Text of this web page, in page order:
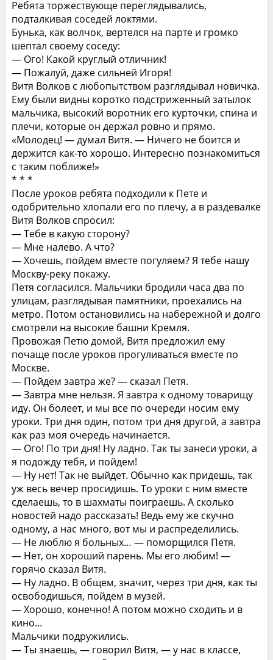
Ребята торжествующе переглядывались,
подталкивая соседей локтями.
Бунька, как волчок, вертелся на парте и громко
шептал своему соседу:
— Ого! Какой круглый отличник!
— Пожалуй, даже сильней Игоря!
Витя Волков с любопытством разглядывал новичка.
Ему были видны коротко подстриженный затылок
мальчика, высокий воротник его курточки, спина и
плечи, которые он держал ровно и прямо.
«Молодец! — думал Витя. — Ничего не боится и
держится как-то хорошо. Интересно познакомиться
с таким поближе!»
* * *
После уроков ребята подходили к Пете и
одобрительно хлопали его по плечу, а в раздевалке
Витя Волков спросил:
— Тебе в какую сторону?
— Мне налево. А что?
— Хочешь, пойдем вместе погуляем? Я тебе нашу
Москву-реку покажу.
Петя согласился. Мальчики бродили часа два по
улицам, разглядывая памятники, проехались на
метро. Потом остановились на набережной и долго
смотрели на высокие башни Кремля.
Провожая Петю домой, Витя предложил ему
почаще после уроков прогуливаться вместе по
Москве.
— Пойдем завтра же? — сказал Петя.
— Завтра мне нельзя. Я завтра к одному товарищу
иду. Он болеет, и мы все по очереди носим ему
уроки. Три дня один, потом три дня другой, а завтра
как раз моя очередь начинается.
— Ого! По три дня! Ну ладно. Так ты занеси уроки, а
я подожду тебя, и пойдем!
— Ну нет! Так не выйдет. Обычно как придешь, так
уж весь вечер просидишь. То уроки с ним вместе
сделаешь, то в шахматы поиграешь. А сколько
новостей надо рассказать! Ведь ему же скучно
одному, а нас много, вот мы и распределились.
— Не люблю я больных… — поморщился Петя.
— Нет, он хороший парень. Мы его любим! —
горячо сказал Витя.
— Ну ладно. В общем, значит, через три дня, как ты
освободишься, пойдем в музей.
— Хорошо, конечно! А потом можно сходить и в
кино…
Мальчики подружились.
— Ты знаешь, — говорил Витя, — у нас в классе,